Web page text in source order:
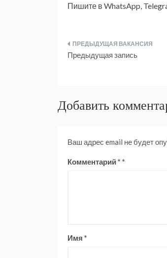
Пишите в WhatsApp,
Навигация
Предыдущая запись
Добавить
Ваш адрес email не будет
Комментарий*
Имя *